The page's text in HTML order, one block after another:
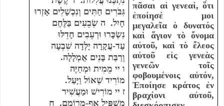
גִּבֹּרִים חַתִּים וְנִכְשָׁלִים אָזְרוּ
חָיִל. ה שְׂבֵעִים בַּלֶּחֶם
נִשְׂכָּרוּ וּרְעֵבִים חָדֵלּוּ
עַד-עֲקָרָה יָלְדָה שִׁבְעָה
וְרַבַּת בָּנִים אֻמְלָלָה.
ו יי מֵמִית וּמְחַיֶּה
מוֹרִיד שְׁאוֹל וַיָּעַל.
ז יי מוֹרִישׁ וּמַעֲשִׁיר
מַשְׁפִּיל אַף-מְרוֹמֵם. ח
πᾶσαι αἱ γενεαί, ὅτι
ἐποίησέ μοι
μεγαλεῖα ὁ δυνατός
καὶ ἅγιον τὸ ὄνομα
αὐτοῦ, καὶ τὸ ἔλεος
αὐτοῦ εἰς γενεὰς
γενεῶν τοῖς
φοβουμένοις αὐτόν,
Ἐποίησε κράτος ἐν
βραχίονι αὐτοῦ,